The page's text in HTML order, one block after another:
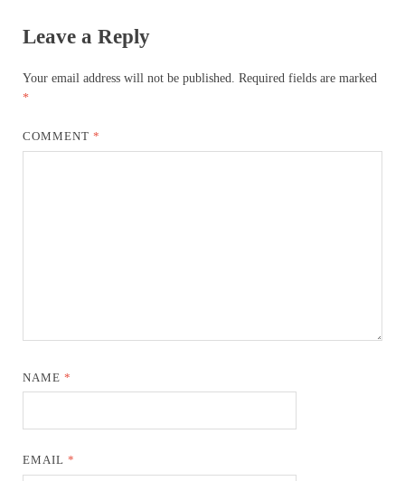
Leave a Reply
Your email address will not be published. Required fields are marked
*
COMMENT*
NAME*
EMAIL*